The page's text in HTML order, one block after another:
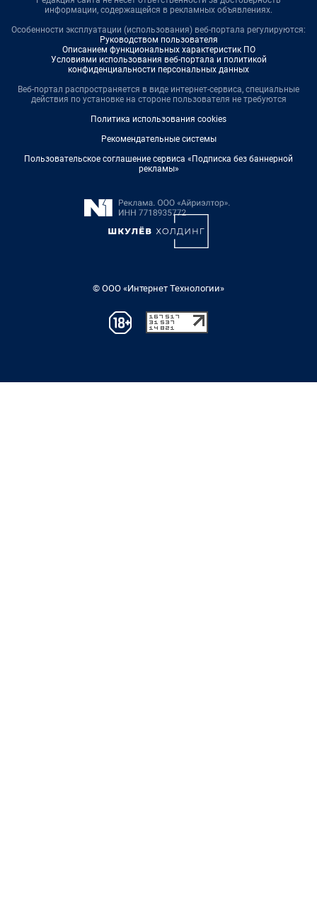
информации, содержащейся в рекламных объявлениях.
Особенности эксплуатации (использования) веб-портала регулируются:
Руководством пользователя
Описанием функциональных характеристик ПО
Условиями использования веб-портала и политикой
конфиденциальности персональных данных
Веб-портал распространяется в виде интернет-сервиса, специальные
действия по установке на стороне пользователя не требуются
Политика использования cookies
Рекомендательные системы
Пользовательское соглашение сервиса «Подписка без баннерной
рекламы»
© ООО «Интернет Технологии»